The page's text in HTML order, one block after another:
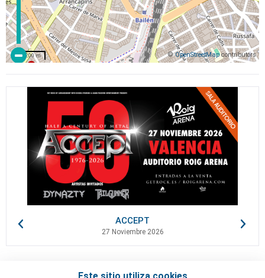
©OpenStreetMapcontributors
200 m
ACCEPT
27 Noviembre 2026